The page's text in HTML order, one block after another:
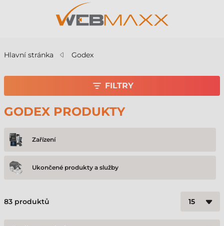
Hlavní stránka Godex
GODEX PRODUKTY
Zařízení
Ukončené produkty a služby
83 produktů
FILTRY